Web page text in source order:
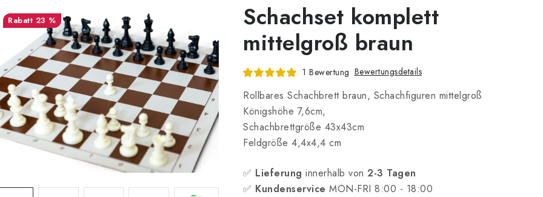
Schachset komplett
mittelgroß braun
1 Bewertung Bewertungsdetails
Rollbares Schachbrett braun, Schachfiguren mittelgroß
Königshöhe 7,6cm,
Schachbrettgröße 43x43cm
Feldgröße 4,4x4,4 cm
✅ Lieferung innerhalb von 2-3 Tagen
✅ Kundenservice MON-FRI 8:00 - 18:00
23 %